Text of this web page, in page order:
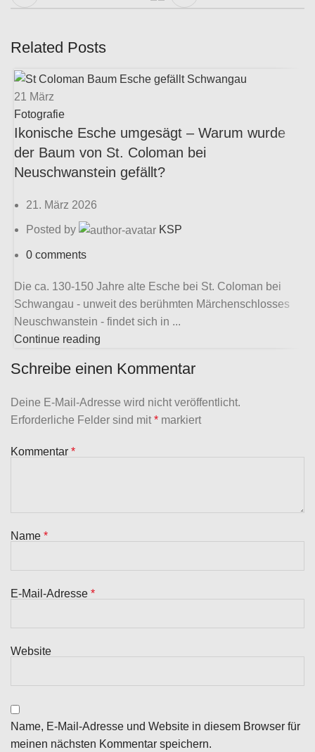
Related Posts
21 März
Fotografie
Ikonische Esche umgesägt – Warum wurde
der Baum von St. Coloman bei
Neuschwanstein gefällt?
21. März 2026
Posted by KSP
0 comments
Die ca. 130-150 Jahre alte Esche bei St. Coloman bei
Schwangau - unweit des berühmten Märchenschlosses
Neuschwanstein - findet sich in ...
Continue reading
Schreibe einen Kommentar
Deine E-Mail-Adresse wird nicht veröffentlicht.
Erforderliche Felder sind mit * markiert
Kommentar *
Name *
E-Mail-Adresse *
Website
Name, E-Mail-Adresse und Website in diesem Browser für
meinen nächsten Kommentar speichern.